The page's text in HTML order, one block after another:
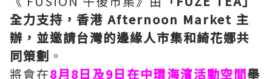
全力支持，香港 Afternoon Market 主
辦，並邀請台灣的邊緣人市集和綺花娜共
同策劃 。
將會在8月8日及9日在中環海濱活動空間舉